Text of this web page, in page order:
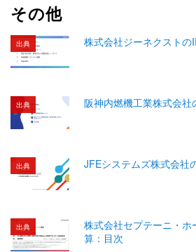
その他
出典 株式会社ジーネクストの
出典 阪神内燃機工業株式会社
出典 JFEシステムズ株式会社
出典
株式会社セプテーニ・
算：目次